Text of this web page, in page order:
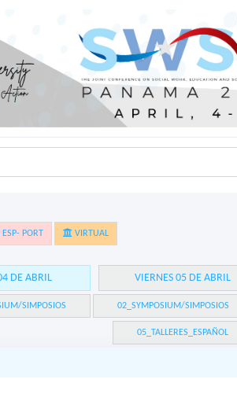
PORT VIRTUAL
DE ABRIL VIERNES 05 DE ABRIL
SIMPOSIOS 02_SYMPOSIUM/SIMPOSIOS
05_TALLERES_ESPAÑOL